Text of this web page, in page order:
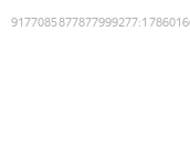
9177085877877999277: